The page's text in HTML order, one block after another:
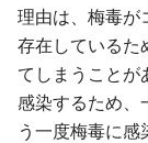
理由は、梅毒が
存在しているた
てしまうことが
感染するため、
う一度梅毒に感